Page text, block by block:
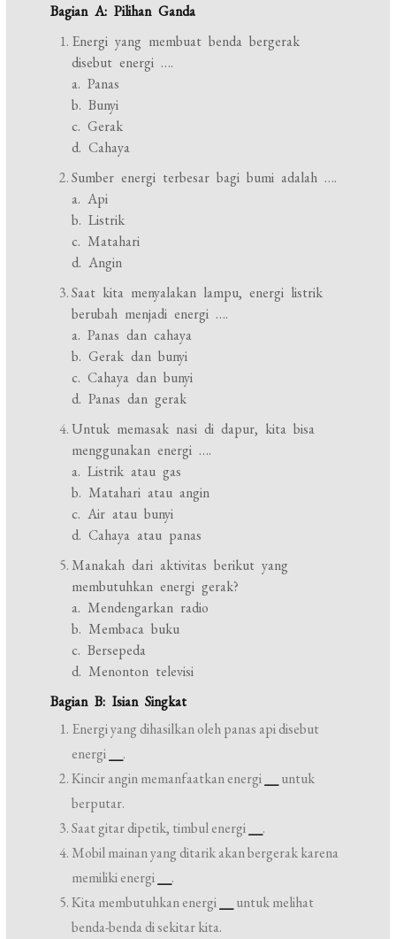
Bagian A: Pilihan Ganda
Energi yang membuat benda bergerak
disebut energi ….
a. Panas
b. Bunyi
c. Gerak
d. Cahaya
Sumber energi terbesar bagi bumi adalah ….
a. Api
b. Listrik
c. Matahari
d. Angin
Saat kita menyalakan lampu, energi listrik
berubah menjadi energi ….
a. Panas dan cahaya
b. Gerak dan bunyi
c. Cahaya dan bunyi
d. Panas dan gerak
Untuk memasak nasi di dapur, kita bisa
menggunakan energi ….
a. Listrik atau gas
b. Matahari atau angin
c. Air atau bunyi
d. Cahaya atau panas
Manakah dari aktivitas berikut yang
membutuhkan energi gerak?
a. Mendengarkan radio
b. Membaca buku
c. Bersepeda
d. Menonton televisi
Bagian B: Isian Singkat
Energi yang dihasilkan oleh panas api disebut
energi
.
Kincir angin memanfaatkan energi
untuk
berputar.
Saat gitar dipetik, timbul energi
.
Mobil mainan yang ditarik akan bergerak karena
memiliki energi
.
Kita membutuhkan energi
untuk melihat
benda-benda di sekitar kita.